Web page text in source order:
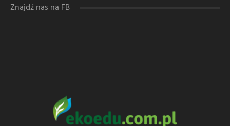
Znajdź nas na FB